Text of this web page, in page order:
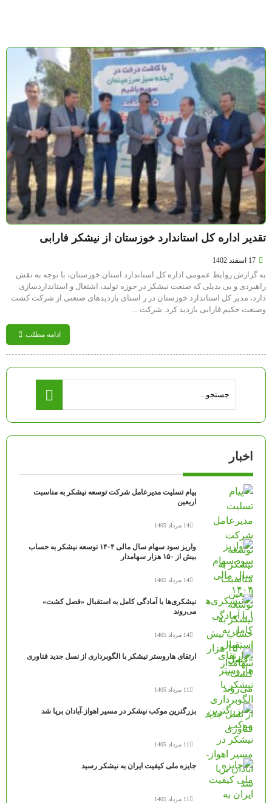
تقدیر اداره کل استاندارد خوزستان از نیشکر فارابی
17 اسفند 1402
به گزارش روابط عمومی اداره کل استاندارد استان خوزستان، با توجه به نقش
راهبردی و بی بدیلی که صنعت نیشکر در حوزه تولید، اشتغال و استانداردسازی
دارد، مدیر کل استاندارد خوزستان در ر استای بازدیدهای صنعتی از شرکت کشت
وصنعت حکیم فارابی بازدید کرد. شرکت ...
ادامه مطلب
اخبار
پیام تسلیت مدیرعامل شرکت توسعه نیشکر به مناسبت
اربعین
14 مرداد 1405
واریز سود سهام سال مالی ۱۴۰۴ توسعه نیشکر به حساب
بیش از ۱۵۰ هزار سهامدار
14 مرداد 1405
نیشکری‌ها با آمادگی کامل به استقبال «فصل کشت»
می‌روند
14 مرداد 1405
ارتقای هاروستر نیشکر با الگوبرداری از نسل جدید فناوری
11 مرداد 1405
بزرگترین موکب نیشکر در مسیر اهواز-آبادان برپا شد
11 مرداد 1405
جایزه ملی کیفیت ایران به نیشکر رسید
11 مرداد 1405